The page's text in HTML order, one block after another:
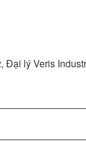
lý Veris